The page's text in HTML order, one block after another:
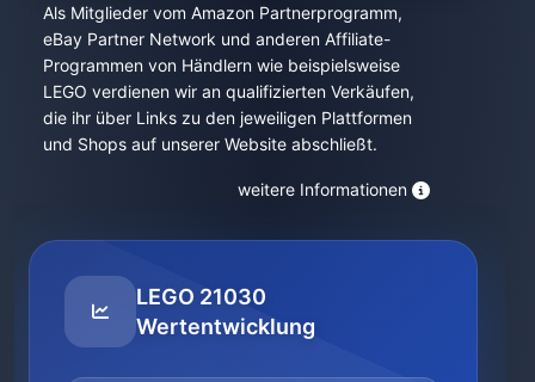
Als Mitglieder vom Amazon Partnerprogramm,
eBay Partner Network und anderen Affiliate-
Programmen von Händlern wie beispielsweise
LEGO verdienen wir an qualifizierten Verkäufen,
die ihr über Links zu den jeweiligen Plattformen
und Shops auf unserer Website abschließt.
weitere Informationen
LEGO 21030
Wertentwicklung